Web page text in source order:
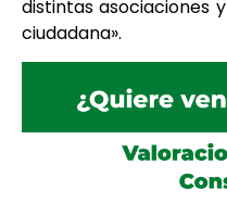
distintas asociaciones
ciudadana».